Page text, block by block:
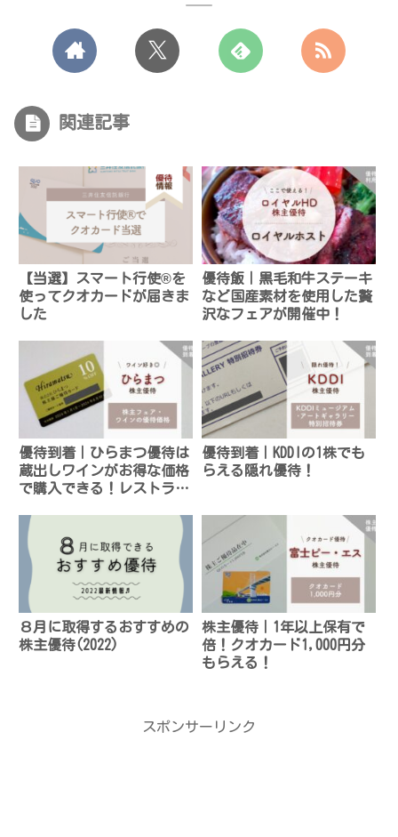
関連記事
【当選】スマート行使®を
使ってクオカードが届きま
した
優待飯｜黒毛和牛ステーキ
など国産素材を使用した贅
沢なフェアが開催中！
優待到着｜ひらまつ優待は
蔵出しワインがお得な価格
で購入できる！レストラン
優待到着｜KDDIの1株でも
らえる隠れ優待！
８月に取得するおすすめの
株主優待(2022)
株主優待｜1年以上保有で
倍！クオカード1,000円分
もらえる！
スポンサーリンク